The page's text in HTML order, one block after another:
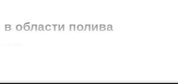
области полива